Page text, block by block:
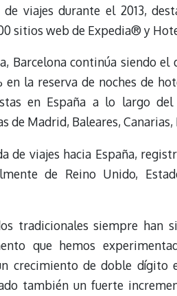
viajes durante el 2013,
sitios web de Expedia® y
Barcelona continúa siendo
en la reserva de noches de
en España a lo largo
de Madrid, Baleares,
de viajes hacia España,
de Reino Unido,
tradicionales siempre han
que hemos
crecimiento de doble dígito
también un fuerte